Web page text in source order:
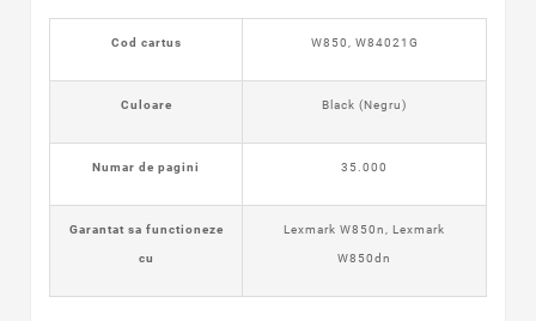
Cod cartus W850, W84021G
Culoare Black (Negru)
Numar de pagini 35.000
Garantat sa functioneze
cu
Lexmark W850n, Lexmark
W850dn